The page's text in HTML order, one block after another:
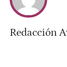
Redacción